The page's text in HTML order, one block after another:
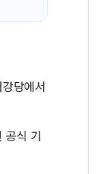
당에서
공식 기